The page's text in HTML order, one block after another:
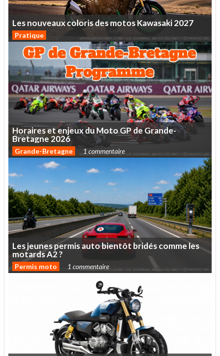
LesnouveauxcolorisdesmotosKawasaki2027
Pratique
HorairesetenjeuxduMotoGPdeGrande-
Bretagne 2026
Grande-Bretagne 1 commentaire
Lesjeunespermisautobientôt bridéscommeles
motardsA2?
Permis moto 1 commentaire